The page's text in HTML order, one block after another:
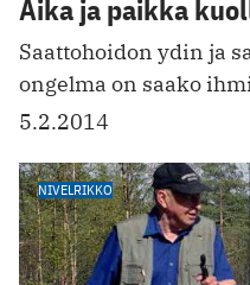
Aika ja paikka
Saattohoidon ydin ja
ongelma on saako
5.2.2014
NIVELRIKKO